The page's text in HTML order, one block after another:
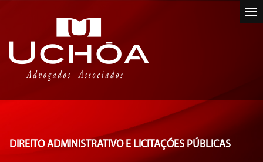
DIREITO ADMINISTRATIVO E LICITAÇÕES PÚBLICAS